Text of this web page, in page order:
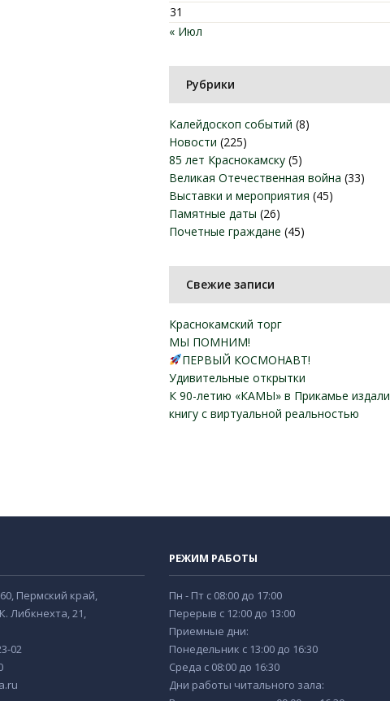
31
« Июл
Рубрики
Калейдоскоп событий (8)
Новости (225)
85 лет Краснокамску (5)
Великая Отечественная война (33)
Выставки и мероприятия (45)
Памятные даты (26)
Почетные граждане (45)
Свежие записи
Краснокамский торг
МЫ ПОМНИМ!
ПЕРВЫЙ КОСМОНАВТ!
Удивительные открытки
К 90-летию «КАМЫ» в Прикамье издали
книгу с виртуальной реальностью
Пермский край,
Либкнехта, 21,
02
РЕЖИМ РАБОТЫ
Пн - Пт с 08:00 до 17:00
Перерыв с 12:00 до 13:00
Приемные дни:
Понедельник с 13:00 до 16:30
Среда с 08:00 до 16:30
Дни работы читального зала: